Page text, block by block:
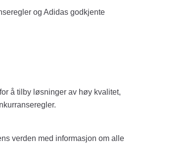
og Adidas godkjente
å tilby løsninger av høy kvalitet,
verden med informasjon om alle